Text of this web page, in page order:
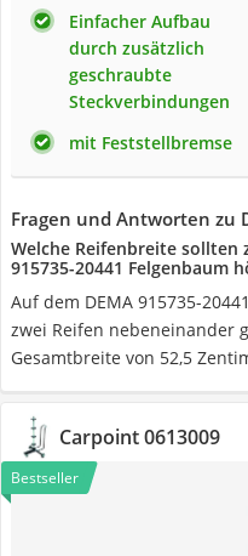
Einfacher Aufbau
durch zusätzlich
geschraubte
Steckverbindungen
mit Feststellbremse
Fragen und Antworten zu
Welche Reifenbreite sollten
915735-20441 Felgenbaum
Auf dem DEMA 915735-
zwei Reifen nebeneinander
Gesamtbreite von 52,5
Carpoint 0613009
Bestseller